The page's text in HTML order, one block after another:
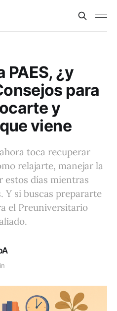
PAES, ¿y
para
y
viene
toca recuperar
relajarte, manejar la
estos días mientras
Y si buscas prepararte
el Preuniversitario